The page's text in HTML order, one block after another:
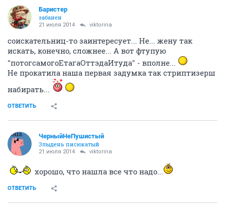
Баристер
забанен
21 июля 2014 viktorina
соискательниц-то заинтересует... Не... жену так
искать, конечно, сложнее... А вот фтупую
"потогсамогоЕтагаОттэдаИтуда" - вполне...
Не прокатила наша первая задумка так стриптизерш
набирать...
ОТВЕТИТЬ
ЧерныйНеПушистый
Злыдень писюкатый
21 июля 2014 viktorina
хорошо, что нашла все что надо...
ОТВЕТИТЬ